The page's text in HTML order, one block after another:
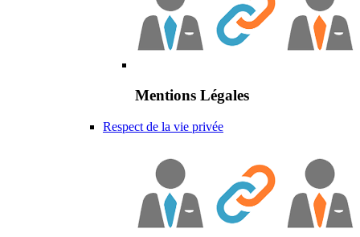
Mentions Légales
Respect de la vie privée